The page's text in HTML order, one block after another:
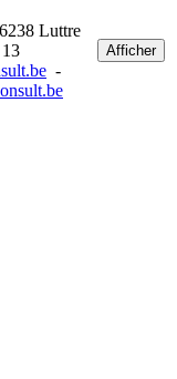
Luttre
-
Afficher